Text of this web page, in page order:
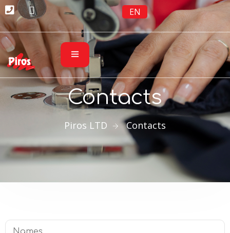
EN
Contacts
Piros LTD Contacts